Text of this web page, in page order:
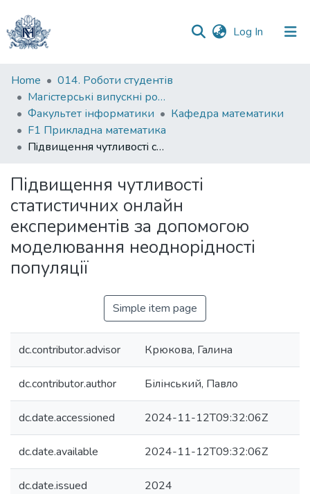
Log In (current)
Communities
&
Collections
All of DSpace
Statistics
Home
014. Роботи студентів
Магістерські випускні роботи
Факультет інформатики
Кафедра математики
F1 Прикладна математика
Пiдвищення чутливостi статистичних онлайн експериментiв за допомогою моделювання неоднорiдностi популяцiї
Пiдвищення чутливостi
статистичних онлайн
експериментiв за допомогою
моделювання неоднорiдностi
популяцiї
Simple item page
dc.contributor.advisor Крюкова, Галина
dc.contributor.author Білінський, Павло
dc.date.accessioned 2024-11-12T09:32:06Z
dc.date.available 2024-11-12T09:32:06Z
dc.date.issued 2024